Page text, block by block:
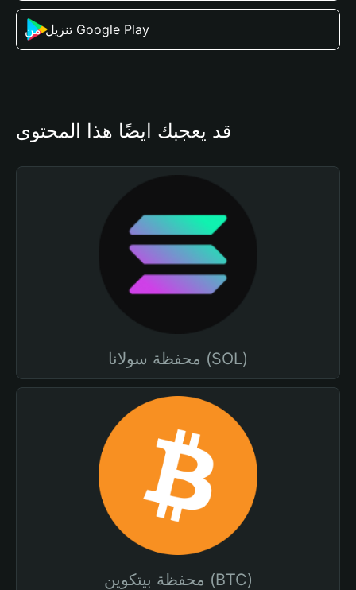
تنزيل من Google Play
قد يعجبك أيضًا هذا المحتوى
محفظة سولانا (SOL)
محفظة بيتكوين (BTC)